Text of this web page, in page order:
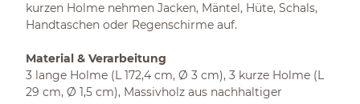
kurzen Holme nehmen Jacken, Mäntel, Hüte, Schals,
Handtaschen oder Regenschirme auf.
Material & Verarbeitung
3 lange Holme (L 172,4 cm, Ø 3 cm), 3 kurze Holme (L
29 cm, Ø 1,5 cm), Massivholz aus nachhaltiger